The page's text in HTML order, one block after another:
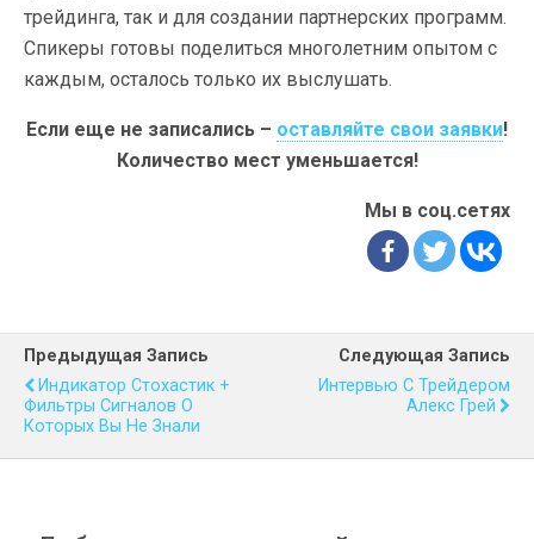
трейдинга, так и для создании партнерских программ.
Спикеры готовы поделиться многолетним опытом с
каждым, осталось только их выслушать.
Если еще не записались – оставляйте свои заявки!
Количество мест уменьшается!
Мы в соц.сетях
Предыдущая Запись
Индикатор Стохастик +
Фильтры Сигналов О
Которых Вы Не Знали
Следующая Запись
Интервью С Трейдером
Алекс Грей